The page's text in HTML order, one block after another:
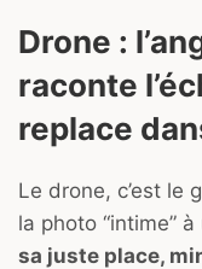
Drone :
raconte
replace
Le drone, c’est le
la photo “intime” à
sa juste place,